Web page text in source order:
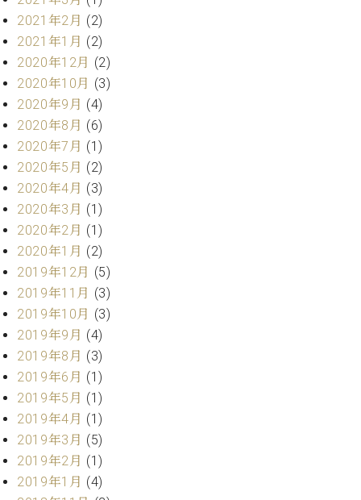
合
せ
尾山調律師のブ
ログ Die
Musikgasse（音
楽の小道）
2021年2月 (2)
2021年1月 (2)
2020年12月 (2)
2020年10月 (3)
2020年9月 (4)
2020年8月 (6)
2020年7月 (1)
2020年5月 (2)
2020年4月 (3)
2020年3月 (1)
2020年2月 (1)
2020年1月 (2)
2019年12月 (5)
2019年11月 (3)
2019年10月 (3)
2019年9月 (4)
2019年8月 (3)
2019年6月 (1)
2019年5月 (1)
2019年4月 (1)
2019年3月 (5)
2019年2月 (1)
2019年1月 (4)